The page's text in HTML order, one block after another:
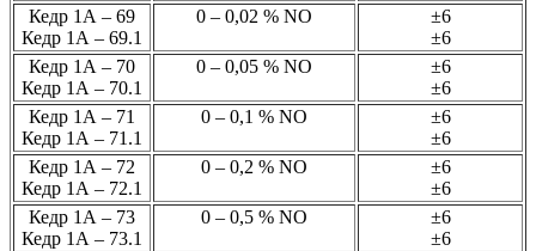
Кедр 1А – 69
Кедр 1А – 69.1
0 – 0,02 % NО
±6
±6
Кедр 1А – 70
Кедр 1А – 70.1
0 – 0,05 % NО
±6
±6
Кедр 1А – 71
Кедр 1А – 71.1
0 – 0,1 % NО
±6
±6
Кедр 1А – 72
Кедр 1А – 72.1
0 – 0,2 % NО
±6
±6
Кедр 1А – 73
Кедр 1А – 73.1
0 – 0,5 % NО
±6
±6